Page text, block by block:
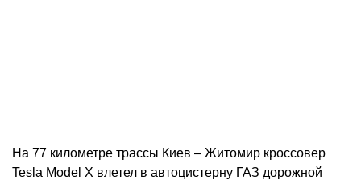
На 77 километре трассы Киев – Житомир кроссовер
Tesla Model X влетел в автоцистерну ГАЗ дорожной